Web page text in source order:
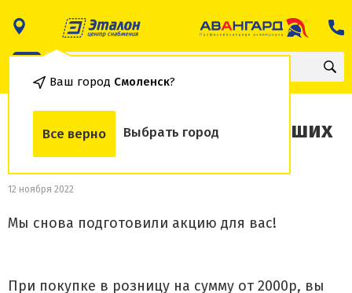
Ваш город Смоленск?
Все верно Выбрать город
Выбери свой подарок в наших
магазинах!
12 ноября 2022
Мы снова подготовили акцию для вас!
При покупке в розницу на сумму от 2000р, вы